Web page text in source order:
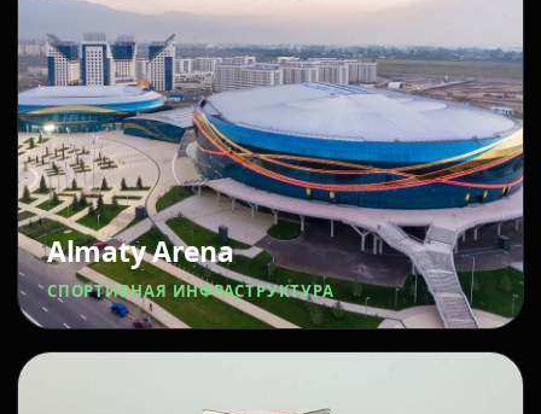
Almaty Arena
СПОРТИВНАЯ ИНФРАСТРУКТУРА